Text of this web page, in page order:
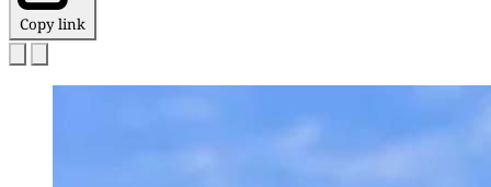
Copy link